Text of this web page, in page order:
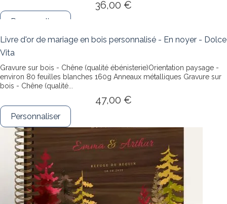
36,00 €
Personnaliser
Livre d'or de mariage en bois personnalisé - En noyer - Dolce
Vita
Gravure sur bois - Chêne (qualité ébénisterie)Orientation paysage -
environ 80 feuilles blanches 160g Anneaux métalliques Gravure sur
bois - Chêne (qualité...
47,00 €
Personnaliser